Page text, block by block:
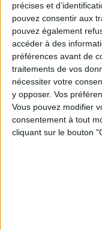
précises et
pouvez consentir aux
pouvez également
accéder à des
préférences avant de
traitements de vos
nécessiter votre
y opposer. Vos
Vous pouvez modifier
consentement à tout
cliquant sur le bouton
Évaluation
II. Programme de
A. Jour 1 :
Tâches (8 heures) 3
B. Jour 2 : Gestion du
heures)
Méthodes
Évaluation